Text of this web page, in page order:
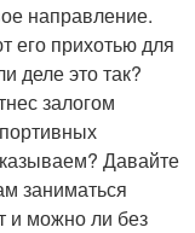
направление.
его прихотью для
деле это так?
залогом
Давайте
заниматься
и можно ли без